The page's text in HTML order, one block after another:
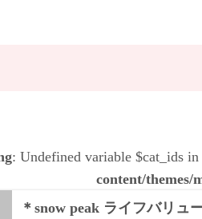
: Undefined variable $cat_ids in
content/themes/
＊snow peak ライフバリュ